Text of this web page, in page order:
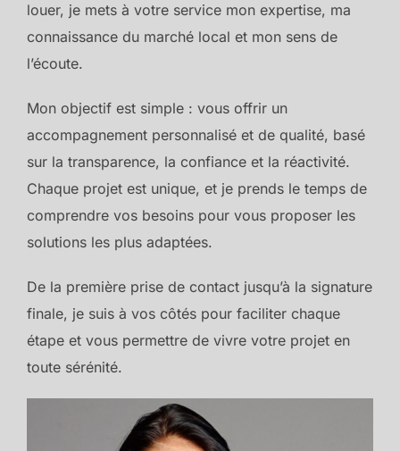
louer, je mets à votre service mon expertise, ma
connaissance du marché local et mon sens de
l’écoute.
Mon objectif est simple : vous offrir un
accompagnement personnalisé et de qualité, basé
sur la transparence, la confiance et la réactivité.
Chaque projet est unique, et je prends le temps de
comprendre vos besoins pour vous proposer les
solutions les plus adaptées.
De la première prise de contact jusqu’à la signature
finale, je suis à vos côtés pour faciliter chaque
étape et vous permettre de vivre votre projet en
toute sérénité.